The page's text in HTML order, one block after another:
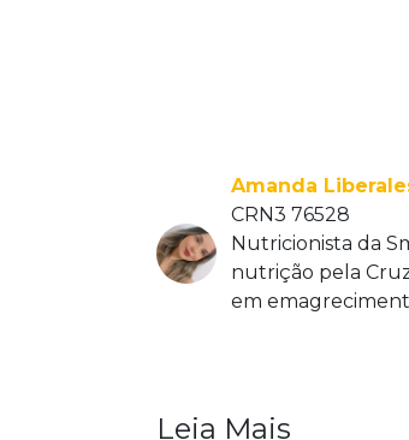
Amanda
CRN3 76528
Nutricionista da
nutrição pela
em
Leia Mais